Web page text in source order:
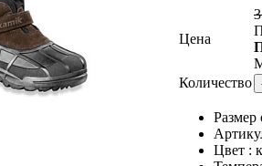
Цена
Количество
Размер
Цвет :